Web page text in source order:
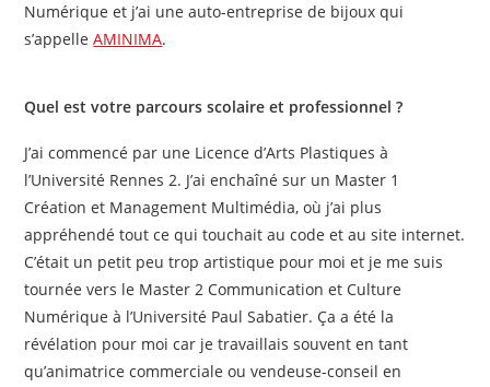
Numérique et j’ai une auto-entreprise de bijoux qui
s’appelleAMINIMA.
Quel est votre parcours scolaire et professionnel ?
J’ai commencé par une Licence d’Arts Plastiques à
l’Université Rennes 2. J’ai enchaîné sur un Master 1
Création et Management Multimédia, où j’ai plus
appréhendé tout ce qui touchait au code et au site internet.
C’était un petit peu trop artistique pour moi et je me suis
tournée vers le Master 2 Communication et Culture
Numérique à l’Université Paul Sabatier. Ça a été la
révélation pour moi car je travaillais souvent en tant
qu’animatrice commerciale ou vendeuse-conseil en